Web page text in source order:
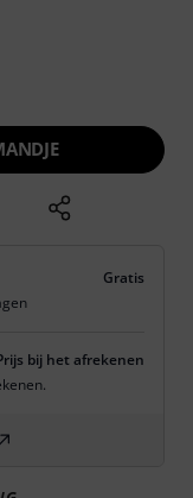
Gratis
bij het afrekenen